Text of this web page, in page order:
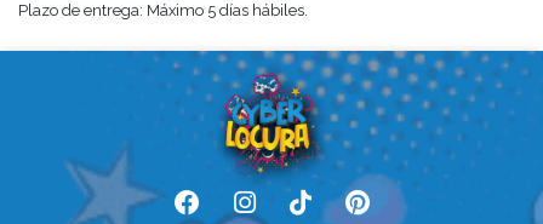
Plazo de entrega: Máximo 5 días hábiles.